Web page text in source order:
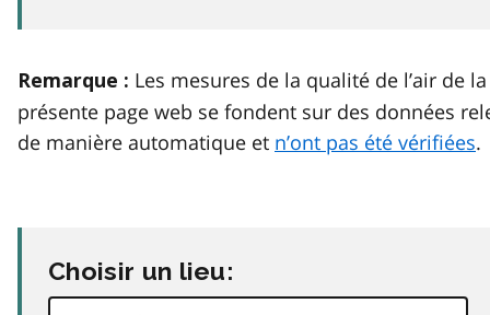
Remarque : Les mesures de la qualité de l’air de la
présente page web se fondent sur des données
de manière automatique et n’ont pas été vérifiées.
Choisir un lieu: